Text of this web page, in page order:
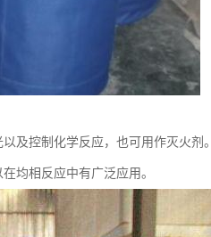
及控制化学反应，也可用作灭火剂。
均相反应中有广泛应用。